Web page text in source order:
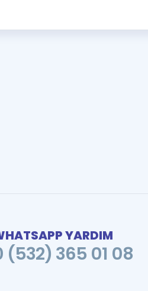
YARDIM
(532) 365 01 08